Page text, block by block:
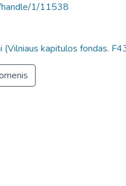
1/11538
kapitulos fondas.